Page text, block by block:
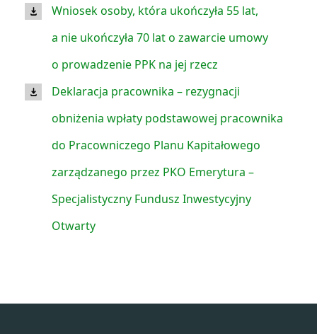
Wniosek osoby, która ukończyła 55 lat,
a nie ukończyła 70 lat o zawarcie umowy
o prowadzenie PPK na jej rzecz
Deklaracja pracownika – rezygnacji
obniżenia wpłaty podstawowej pracownika
do Pracowniczego Planu Kapitałowego
zarządzanego przez PKO Emerytura –
Specjalistyczny Fundusz Inwestycyjny
Otwarty